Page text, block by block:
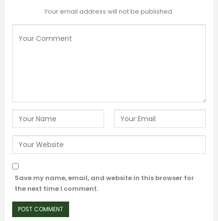
Your email address will not be published.
Save my name, email, and website in this browser for
the next time I comment.